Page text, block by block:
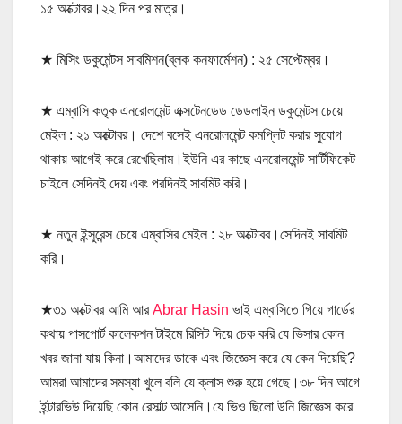
১৫ অক্টোবর।২২ দিন পর মাত্র।
★ মিসিং ডকুমেন্টস সাবমিশন(ব্লক কনফার্মেশন) : ২৫ সেপ্টেম্বর।
★ এম্বাসি কতৃক এনরোলমেন্ট এক্সটেনডেড ডেডলাইন ডকুমেন্টস চেয়ে
মেইল : ২১ অক্টোবর। দেশে বসেই এনরোলমেন্ট কমপ্লিট করার সুযোগ
থাকায় আগেই করে রেখেছিলাম।ইউনি এর কাছে এনরোলমেন্ট সার্টিফিকেট
চাইলে সেদিনই দেয় এবং পরদিনই সাবমিট করি।
★ নতুন ইন্সুরেন্স চেয়ে এম্বাসির মেইল : ২৮ অক্টোবর।সেদিনই সাবমিট
করি।
★৩১ অক্টোবর আমি আরAbrar Hasin ভাই এম্বাসিতে গিয়ে গার্ডের
কথায় পাসপোর্ট কালেকশন টাইমে রিসিট দিয়ে চেক করি যে ভিসার কোন
খবর জানা যায় কিনা।আমাদের ডাকে এবং জিজ্ঞেস করে যে কেন দিয়েছি?
আমরা আমাদের সমস্যা খুলে বলি যে ক্লাস শুরু হয়ে গেছে।৩৮ দিন আগে
ইন্টারভিউ দিয়েছি কোন রেসাল্ট আসেনি।যে ভিও ছিলো উনি জিজ্ঞেস করে